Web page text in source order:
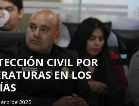
CIVIL POR
EN LOS
de 2025